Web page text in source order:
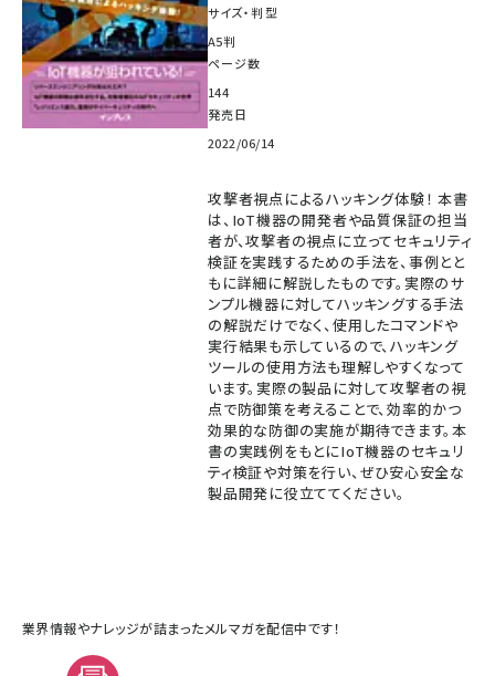
サイズ・判型
A5判
ページ数
144
発売日
2022/06/14
攻撃者視点によるハッキング体験！ 本書
は、IoT機器の開発者や品質保証の担当
者が、攻撃者の視点に立ってセキュリティ
検証を実践するための手法を、事例とと
もに詳細に解説したものです。実際のサ
ンプル機器に対してハッキングする手法
の解説だけでなく、使用したコマンドや
実行結果も示しているので、ハッキング
ツールの使用方法も理解しやすくなって
います。実際の製品に対して攻撃者の視
点で防御策を考えることで、効率的かつ
効果的な防御の実施が期待できます。本
書の実践例をもとにIoT機器のセキュリ
ティ検証や対策を行い、ぜひ安心安全な
製品開発に役立ててください。
業界情報やナレッジが詰まったメルマガを配信中です！